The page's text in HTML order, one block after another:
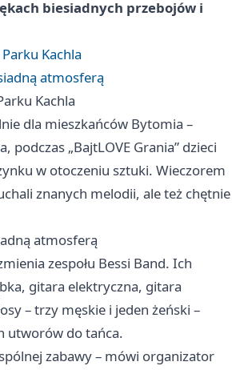
biesiadnych przebojów i
Kachla
atmosferą
Kachla
dla mieszkańców Bytomia –
podczas „BajtLOVE Grania” dzieci
w otoczeniu sztuki. Wieczorem
znanych melodii, ale też chętnie
atmosferą
zespołu Bessi Band. Ich
gitara elektryczna, gitara
– trzy męskie i jeden żeński –
utworów do tańca.
zabawy – mówi organizator